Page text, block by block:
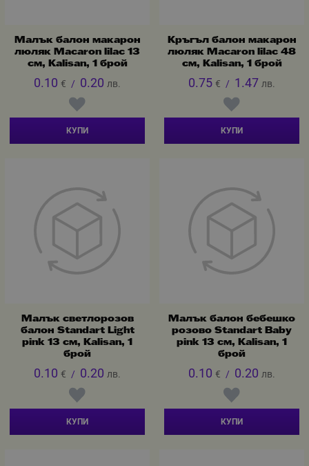
Малък балон макарон
люляк Macaron lilac 13
см, Kalisan, 1 брой
0.10 € / 0.20 лв.
КУПИ
Кръгъл балон макарон
люляк Macaron lilac 48
см, Kalisan, 1 брой
0.75 € / 1.47 лв.
КУПИ
Малък светлорозов
балон Standart Light
pink 13 см, Kalisan, 1
брой
0.10 € / 0.20 лв.
КУПИ
Малък балон бебешко
розово Standart Baby
pink 13 см, Kalisan, 1
брой
0.10 € / 0.20 лв.
КУПИ